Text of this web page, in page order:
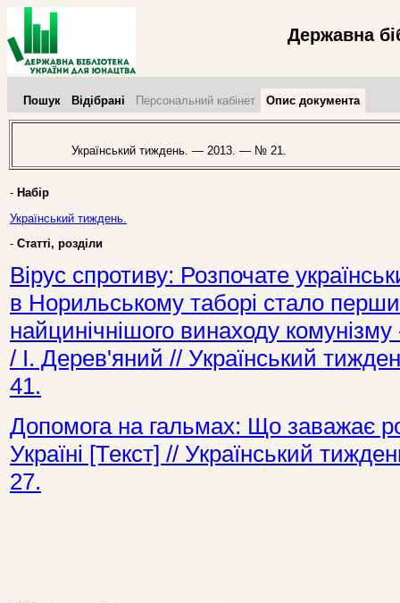
Державна
Пошук Відібрані Персональний кабінет Опис документа
Український тиждень. — 2013. — № 21.
- Набір
Український тиждень.
- Статті, розділи
Вірус спротиву: Розпочате
в Норильському таборі стало
найцинічнішого винаходу
/ І. Дерев'яний // Український
41.
Допомога на гальмах: Що заважає
Україні [Текст] // Український
27.